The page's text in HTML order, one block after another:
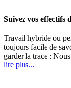
Suivez vos effectifs
Travail hybride ou
toujours facile de
garder la trace :
lire plus...